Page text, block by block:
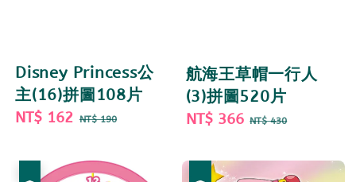
Disney Princess公
主(16)拼圖108片
Sale
NT$ 162 Regular
NT$ 190
航海王草帽一行人
(3)拼圖520片
Sale
NT$ 366 Regular
NT$ 430